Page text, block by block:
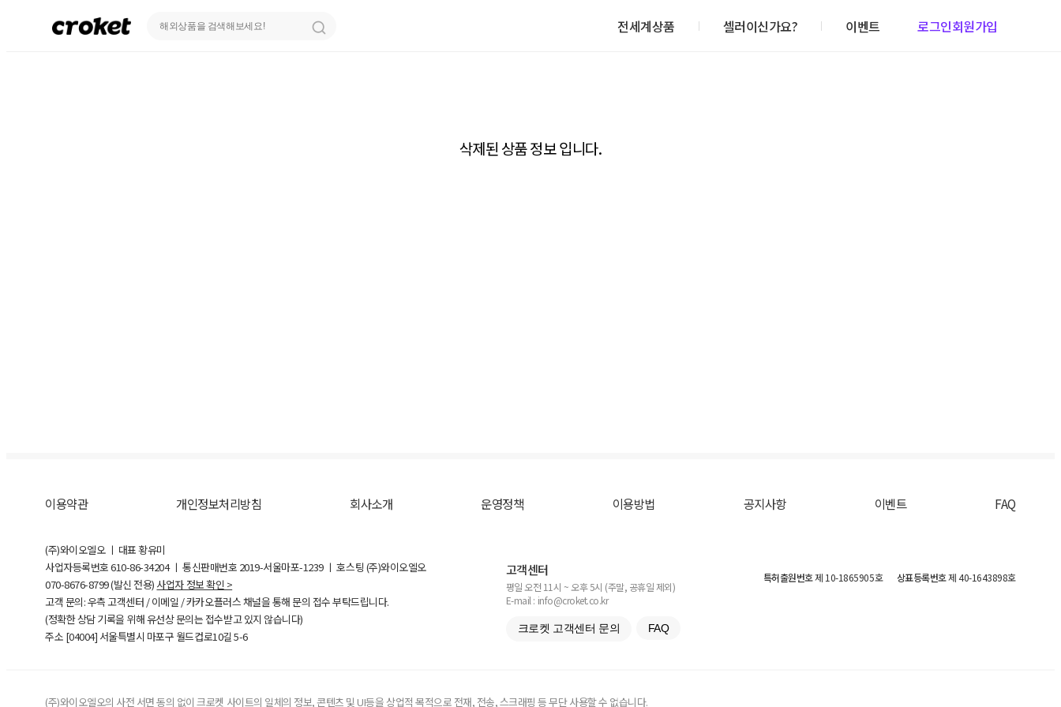
전세계상품 셀러이신가요? 이벤트 로그인회원가입
삭제된 상품 정보 입니다.
이용약관 개인정보처리방침 회사소개 운영정책 이용방법 공지사항 이벤트 FAQ
(주)와이오엘오 ㅣ 대표 황유미
사업자등록번호610-86-34204ㅣ 통신판매번호 2019-서울마포-1239 ㅣ 호스팅 (주)와이오엘오
070-8676-8799 (발신 전용) 사업자 정보 확인 >
고객 문의: 우측 고객센터 / 이메일 / 카카오플러스 채널을 통해 문의 접수 부탁드립니다.
(정확한 상담 기록을 위해 유선상 문의는 접수받고 있지 않습니다)
주소 [04004] 서울특별시 마포구 월드컵로10길5-6
고객센터
평일 오전 11시 ~ 오후 5시 (주말, 공휴일 제외)
E-mail : info@croket.co.kr
크로켓 고객센터 문의 FAQ
특허출원번호제 10-1865905호 상표등록번호제 40-1643898호
(주)와이오엘오의 사전 서면 동의 없이 크로켓 사이트의 일체의 정보, 콘텐츠 및 UI등을 상업적 목적으로 전재, 전송, 스크래핑 등 무단 사용할 수 없습니다.